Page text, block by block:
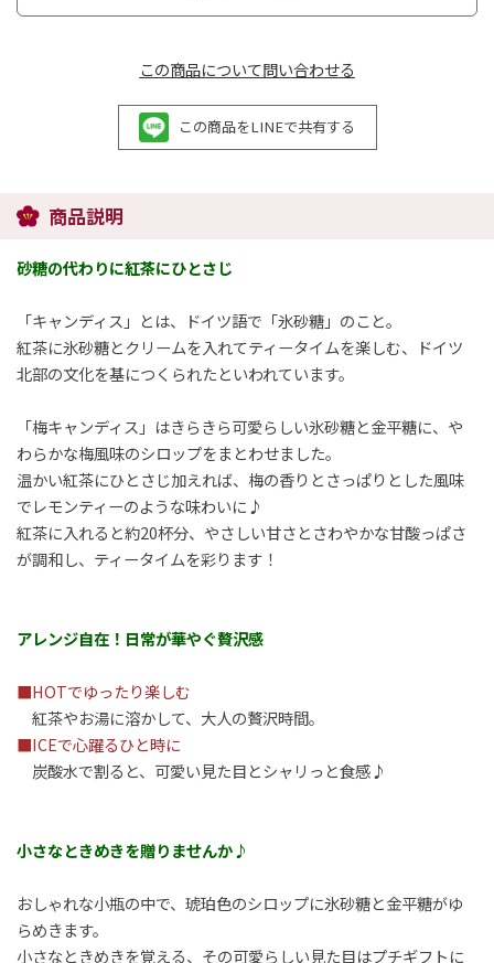
この商品について問い合わせる
この商品をLINEで共有する
商品説明
砂糖の代わりに紅茶にひとさじ
「キャンディス」とは、ドイツ語で「氷砂糖」のこと。
紅茶に氷砂糖とクリームを入れてティータイムを楽しむ、ドイツ
北部の文化を基につくられたといわれています。
「梅キャンディス」はきらきら可愛らしい氷砂糖と金平糖に、や
わらかな梅風味のシロップをまとわせました。
温かい紅茶にひとさじ加えれば、梅の香りとさっぱりとした風味
でレモンティーのような味わいに♪
紅茶に入れると約20杯分、やさしい甘さとさわやかな甘酸っぱさ
が調和し、ティータイムを彩ります！
アレンジ自在！日常が華やぐ贅沢感
■HOTでゆったり楽しむ
紅茶やお湯に溶かして、大人の贅沢時間。
■ICEで心躍るひと時に
炭酸水で割ると、可愛い見た目とシャリっと食感♪
小さなときめきを贈りませんか♪
おしゃれな小瓶の中で、琥珀色のシロップに氷砂糖と金平糖がゆ
らめきます。
小さなときめきを覚える、その可愛らしい見た目はプチギフトに